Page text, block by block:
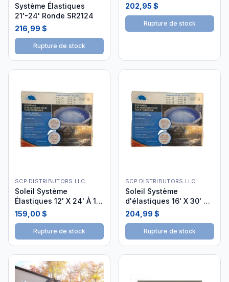
Système Élastiques
21'-24' Ronde SR2124
216,99 $
Rupture de stock
202,95 $
Rupture de stock
SCP DISTRIBUTORS LLC
Soleil Système
Élastiques 12' X 24' À 14'
X 28' Creusée
159,00 $
Rupture de stock
SCP DISTRIBUTORS LLC
Soleil Système
d'élastiques 16' X 30' à
16' X 32' piscine creusée
204,99 $
Rupture de stock